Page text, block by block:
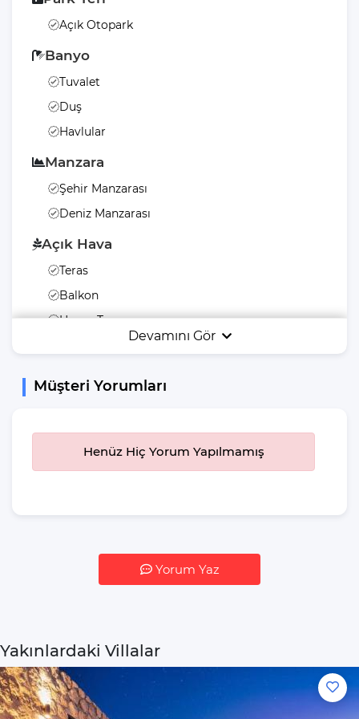
Açık Otopark
Banyo
Tuvalet
Duş
Havlular
Manzara
Şehir Manzarası
Deniz Manzarası
Açık Hava
Teras
Balkon
Havuz Terası
Bahçe Mobilyası
Salıncak
Jakuzi
İstediğiniz Zaman
Özgürlüğü
Su Isıtıcı(kettle)
Pişirme Temel
Malzemeleri
Devamını Gör
Müşteri Yorumları
Henüz Hiç Yorum Yapılmamış
Yorum Yaz
Yakınlardaki Villalar